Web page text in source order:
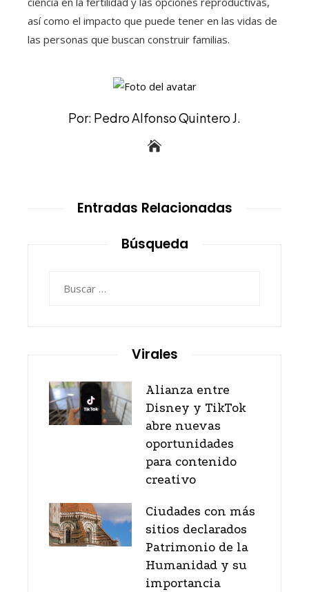
así como el impacto que puede tener en las vidas de
las personas que buscan construir familias.
Por: Pedro Alfonso Quintero J.
Entradas Relacionadas
Búsqueda
Virales
Alianza entre
Disney y TikTok
abre nuevas
oportunidades
para contenido
creativo
Ciudades con más
sitios declarados
Patrimonio de la
Humanidad y su
importancia